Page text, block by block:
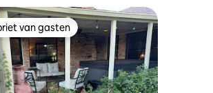
van gasten
van gasten